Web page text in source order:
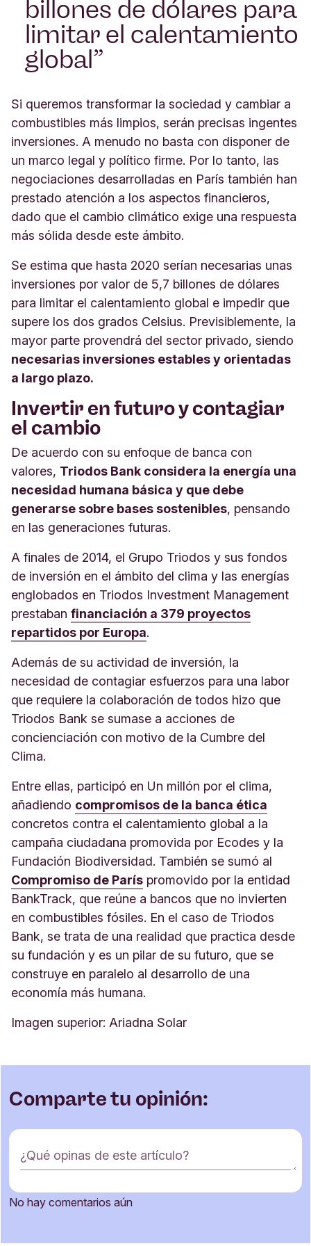
billones de dólares para
limitar el calentamiento
global
Si queremos transformar la sociedad y cambiar a
combustibles más limpios, serán precisas ingentes
inversiones. A menudo no basta con disponer de
un marco legal y político firme. Por lo tanto, las
negociaciones desarrolladas en París también han
prestado atención a los aspectos financieros,
dado que el cambio climático exige una respuesta
más sólida desde este ámbito.
Se estima que hasta 2020 serían necesarias unas
inversiones por valor de 5,7 billones de dólares
para limitar el calentamiento global e impedir que
supere los dos grados Celsius. Previsiblemente, la
mayor parte provendrá del sector privado, siendo
necesarias inversiones estables y orientadas
a largo plazo.
Invertir en futuro y contagiar
el cambio
De acuerdo con su enfoque de banca con
valores, Triodos Bank considera la energía una
necesidad humana básica y que debe
generarse sobre bases sostenibles, pensando
en las generaciones futuras.
A finales de 2014, el Grupo Triodos y sus fondos
de inversión en el ámbito del clima y las energías
englobados en Triodos Investment Management
prestaban financiación a 379 proyectos
repartidos por Europa.
Además de su actividad de inversión, la
necesidad de contagiar esfuerzos para una labor
que requiere la colaboración de todos hizo que
Triodos Bank se sumase a acciones de
concienciación con motivo de la Cumbre del
Clima.
Entre ellas, participó en Un millón por el clima,
añadiendo compromisos de la banca ética
concretos contra el calentamiento global a la
campaña ciudadana promovida por Ecodes y la
Fundación Biodiversidad. También se sumó al
Compromiso de París promovido por la entidad
BankTrack, que reúne a bancos que no invierten
en combustibles fósiles. En el caso de Triodos
Bank, se trata de una realidad que practica desde
su fundación y es un pilar de su futuro, que se
construye en paralelo al desarrollo de una
economía más humana.
Imagen superior: Ariadna Solar
Comparte tu opinión:
F
o
m
¿Qué opinas de este artículo?
No hay comentarios aún